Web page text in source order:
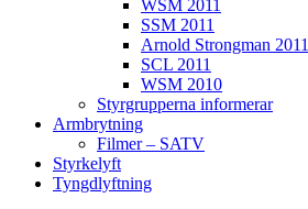
WSM 2011
SSM 2011
Arnold Strongman 2011
SCL 2011
WSM 2010
Styrgrupperna informerar
Armbrytning
Filmer – SATV
Styrkelyft
Tyngdlyftning